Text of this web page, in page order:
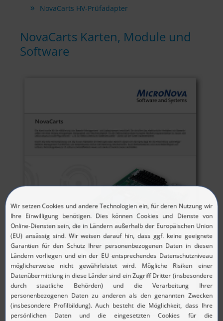
NovaCarts HV-Prüfadapter
NovaCarts Karten, Module und
Software